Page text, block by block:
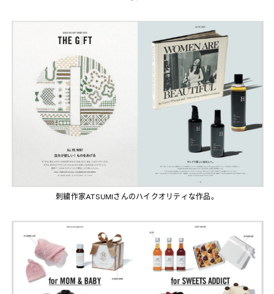
刺繍作家ATSUMIさんのハイクオリティな作品。